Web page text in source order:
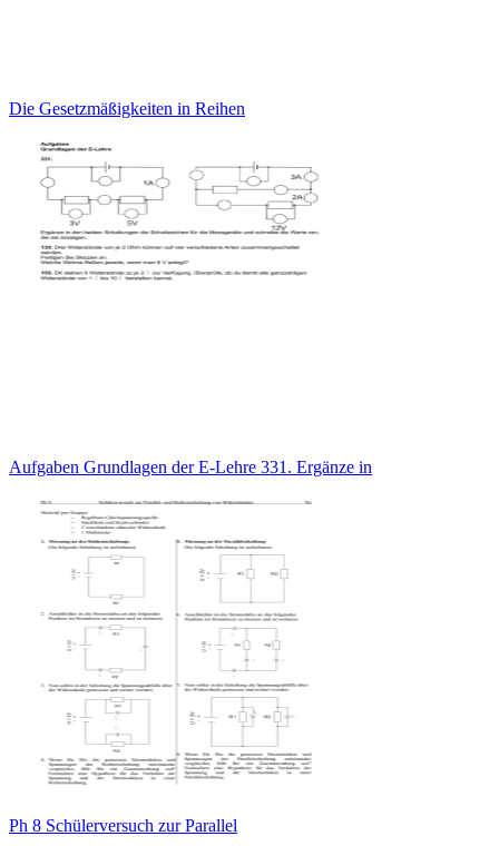
Die Gesetzmäßigkeiten in Reihen
Aufgaben Grundlagen der E-Lehre 331. Ergänze in
Ph 8 Schülerversuch zur Parallel